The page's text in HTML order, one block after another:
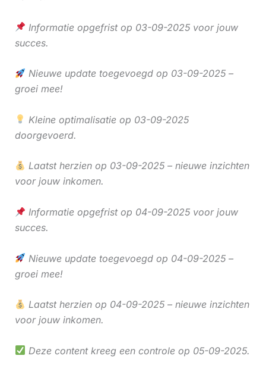
Informatie opgefrist op 03-09-2025 voor jouw
succes.
Nieuwe update toegevoegd op 03-09-2025 –
groei mee!
Kleine optimalisatie op 03-09-2025
doorgevoerd.
Laatst herzien op 03-09-2025 – nieuwe inzichten
voor jouw inkomen.
Informatie opgefrist op 04-09-2025 voor jouw
succes.
Nieuwe update toegevoegd op 04-09-2025 –
groei mee!
Laatst herzien op 04-09-2025 – nieuwe inzichten
voor jouw inkomen.
Deze content kreeg een controle op 05-09-2025.